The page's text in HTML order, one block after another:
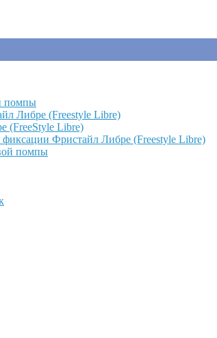
помпы
Либре (Freestyle Libre)
(FreeStyle Libre)
Фристайл Либре (Freestyle Libre)
помпы